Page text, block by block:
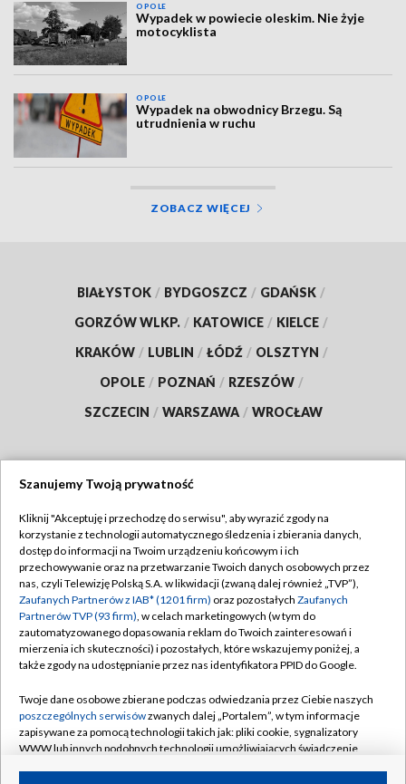
OPOLE
Wypadek w powiecie oleskim. Nie żyje
motocyklista
OPOLE
Wypadek na obwodnicy Brzegu. Są
utrudnienia w ruchu
ZOBACZ WIĘCEJ
BIAŁYSTOK / BYDGOSZCZ / GDAŃSK /
GORZÓW WLKP. / KATOWICE / KIELCE /
KRAKÓW / LUBLIN / ŁÓDŹ / OLSZTYN /
OPOLE / POZNAŃ / RZESZÓW /
SZCZECIN / WARSZAWA / WROCŁAW
TVP
Abonament TVP
Emisja w TVP
Centrum informacji TVP
Naziemna Telewizja Cyfrowa
Rada Programowa
System NOS
Informacje o nadawcy
Regulamin TVP
Polityka prywatności
Moje zgody
Pomoc
Kontakt
Kanały
Szanujemy Twoją prywatność
Kliknij "Akceptuję i przechodzę do serwisu", aby wyrazić zgody na
korzystanie z technologii automatycznego śledzenia i zbierania danych,
dostęp do informacji na Twoim urządzeniu końcowym i ich
przechowywanie oraz na przetwarzanie Twoich danych osobowych przez
nas, czyli Telewizję Polską S.A. w likwidacji (zwaną dalej również „TVP”),
Zaufanych Partnerów z IAB* (1201 firm) oraz pozostałych Zaufanych
Partnerów TVP (93 firm), w celach marketingowych (w tym do
zautomatyzowanego dopasowania reklam do Twoich zainteresowań i
mierzenia ich skuteczności) i pozostałych, które wskazujemy poniżej, a
także zgody na udostępnianie przez nas identyfikatora PPID do Google.
Twoje dane osobowe zbierane podczas odwiedzania przez Ciebie naszych
poszczególnych serwisówzwanych dalej „Portalem”, w tym informacje
zapisywane za pomocą technologii takich jak: pliki cookie, sygnalizatory
WWW lub innych podobnych technologii umożliwiających świadczenie